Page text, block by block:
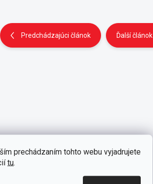
prechádzaním tohto webu vyjadrujete
tu.
Predchádzajúci článok Ďalší článok